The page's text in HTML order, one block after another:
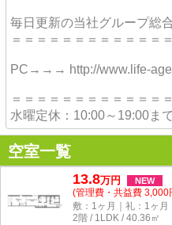
毎日更新の当社グループ総
＝＝＝＝＝＝＝＝＝＝＝＝
PC→→→ http://www.life-
＝＝＝＝＝＝＝＝＝＝＝＝
水曜定休：10:00～19:00ま
空室一覧
13.8万円 NEW
(管理費・共益費 3,000
敷：1ヶ月｜礼：1ヶ月
2階 / 1LDK / 40.36㎡